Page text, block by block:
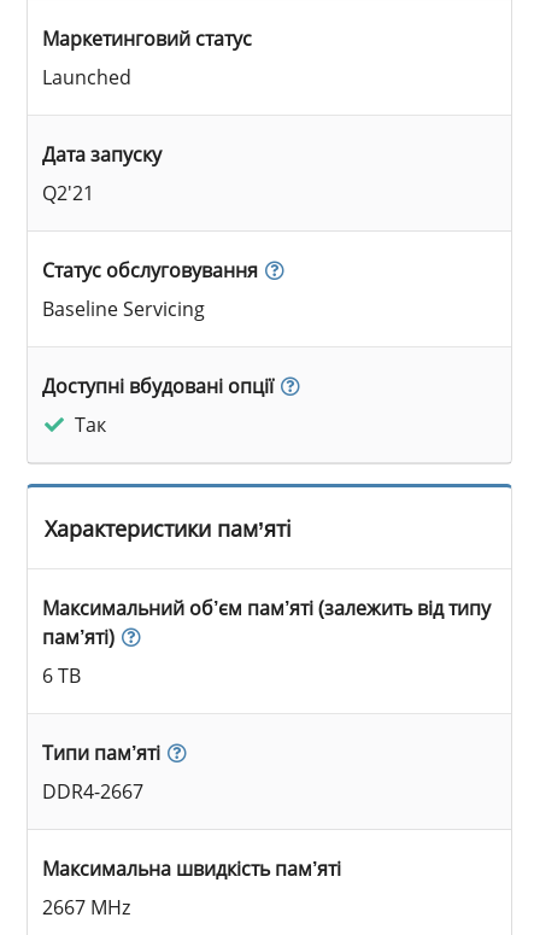
Маркетинговий статус
Launched
Дата запуску
Q2'21
Статус обслуговування
Baseline Servicing
Доступні вбудовані опції
Так
Характеристики пам’яті
Максимальний об’єм пам’яті (залежить від типу
пам’яті)
6 TB
Типи пам’яті
DDR4-2667
Максимальна швидкість пам’яті
2667 MHz